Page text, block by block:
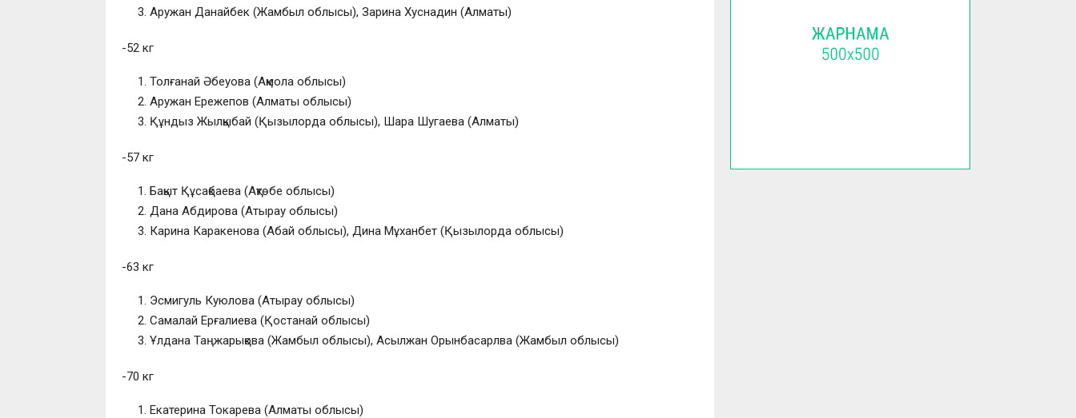
Аружан Данайбек (Жамбыл облысы), Зарина Хуснадин (Алматы)
-52 кг
Толғанай Әбеуова (Ақмола облысы)
Аружан Ережепов (Алматы облысы)
Құндыз Жылқыбай (Қызылорда облысы), Шара Шугаева (Алматы)
-57 кг
Бақыт Құсақбаева (Ақтөбе облысы)
Дана Абдирова (Атырау облысы)
Карина Каракенова (Абай облысы), Дина Мұханбет (Қызылорда облысы)
-63 кг
Эсмигуль Куюлова (Атырау облысы)
Самалай Ерғалиева (Қостанай облысы)
Ұлдана Таңжарықова (Жамбыл облысы), Асылжан Орынбасарлва (Жамбыл облысы)
-70 кг
Екатерина Токарева (Алматы облысы)